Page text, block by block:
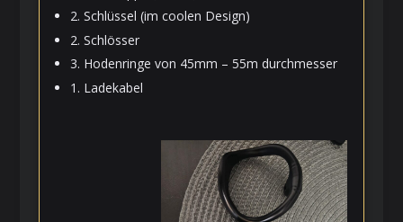
2. Schlüssel (im coolen Design)
2. Schlösser
3. Hodenringe von 45mm – 55m durchmesser
1. Ladekabel